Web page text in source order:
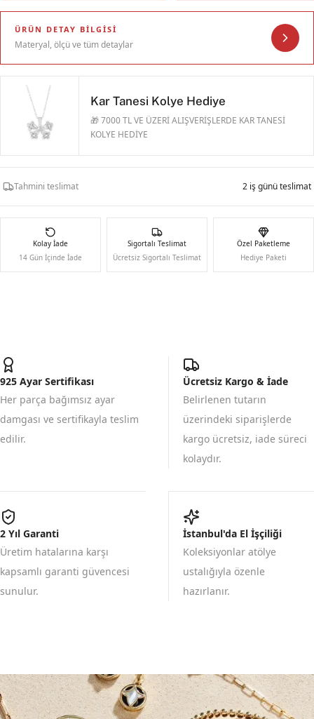
ÜRÜN DETAY BILGISI
Materyal, ölçü ve tüm detaylar
Kar Tanesi Kolye Hediye
🎁 7000 TL VE ÜZERİ ALIŞVERİŞLERDE KAR TANESİ
KOLYE HEDİYE
Tahmini teslimat 2 iş günü teslimat
Kolay İade
14 Gün İçinde İade
Sigortalı Teslimat
Ücretsiz Sigortalı Teslimat
Özel Paketleme
Hediye Paketi
925 Ayar Sertifikası
Her parça bağımsız ayar
damgası ve sertifikayla teslim
edilir.
Ücretsiz Kargo & İade
Belirlenen tutarın
üzerindeki siparişlerde
kargo ücretsiz, iade süreci
kolaydır.
2 Yıl Garanti
Üretim hatalarına karşı
kapsamlı garanti güvencesi
sunulur.
İstanbul'da El İşçiliği
Koleksiyonlar atölye
ustalığıyla özenle
hazırlanır.